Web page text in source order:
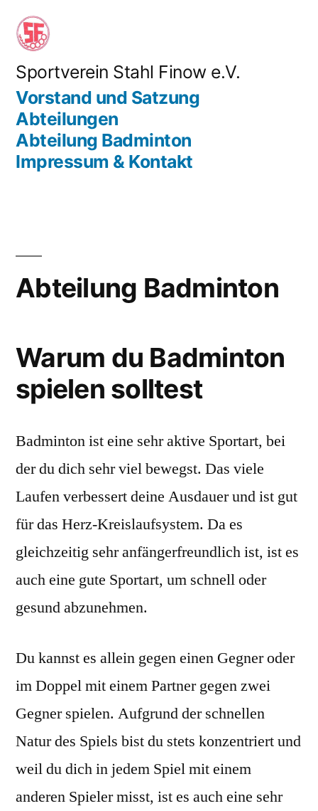
Zum
Inhalt
springen
Sportverein Stahl Finow e.V.
Vorstand und Satzung
Abteilungen
Abteilung Badminton
Impressum & Kontakt
Abteilung Badminton
Warum du Badminton
spielen solltest
Badminton ist eine sehr aktive Sportart, bei
der du dich sehr viel bewegst. Das viele
Laufen verbessert deine Ausdauer und ist gut
für das Herz-Kreislaufsystem. Da es
gleichzeitig sehr anfängerfreundlich ist, ist es
auch eine gute Sportart, um schnell oder
gesund abzunehmen.
Du kannst es allein gegen einen Gegner oder
im Doppel mit einem Partner gegen zwei
Gegner spielen. Aufgrund der schnellen
Natur des Spiels bist du stets konzentriert und
weil du dich in jedem Spiel mit einem
anderen Spieler misst, ist es auch eine sehr